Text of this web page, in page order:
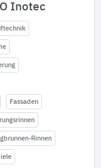
Inotec
Fassaden
Rinnen